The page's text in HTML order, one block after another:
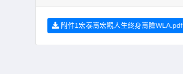
附件1宏泰壽宏觀人生終身壽險WLA.pdf